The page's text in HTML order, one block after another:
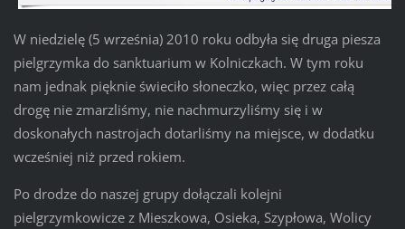
W niedzielę (5 września) 2010 roku odbyła się druga piesza
pielgrzymka do sanktuarium w Kolniczkach. W tym roku
nam jednak pięknie świeciło słoneczko, więc przez całą
drogę nie zmarzliśmy, nie nachmurzyliśmy się i w
doskonałych nastrojach dotarliśmy na miejsce, w dodatku
wcześniej niż przed rokiem.
Po drodze do naszej grupy dołączali kolejni
pielgrzymkowicze z Mieszkowa, Osieka, Szypłowa, Wolicy